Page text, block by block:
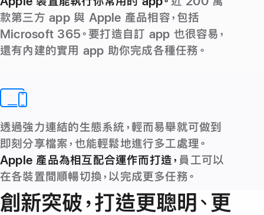
款第三方 app 與 Apple 產品相容，包括
Microsoft 365。要打造自訂 app 也很容易，
還有內建的實用 app 助你完成各種任務。
透過強力連結的生態系統，輕而易舉就可做到
即刻分享檔案，也能輕鬆地進行多工處理。
Apple 產品為相互配合運作而打造， 員工可以
在各裝置間順暢切換，以完成更多任務。
創新突破，打造更聰明、 更